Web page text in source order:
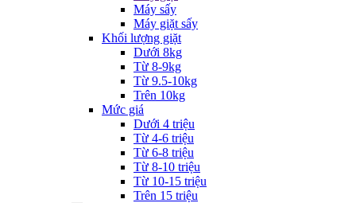
Máy sấy
Máy giặt sấy
Khối lượng giặt
Dưới 8kg
Từ 8-9kg
Từ 9.5-10kg
Trên 10kg
Mức giá
Dưới 4 triệu
Từ 4-6 triệu
Từ 6-8 triệu
Từ 8-10 triệu
Từ 10-15 triệu
Trên 15 triệu